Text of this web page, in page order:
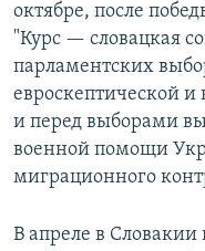
октябре, после
"Курс — словацкая
парламентских
евроскептической
и перед выборами
военной помощи
миграционного
В апреле в